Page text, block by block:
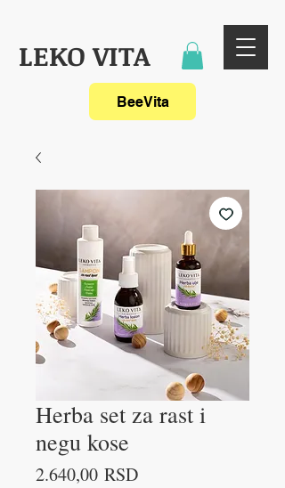
LEKO VITA
BeeVita
Herba set za rast i
negu kose
2.640,00 RSDPrice